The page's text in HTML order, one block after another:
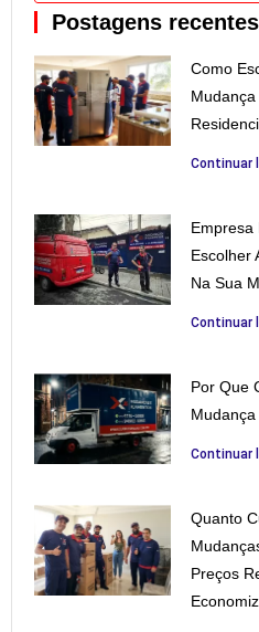
Postagens recentes
Como
Continuar
Empresa
Escolher
Na Sua
Continuar
Por Que
Mudança
Continuar
Quanto
Preços